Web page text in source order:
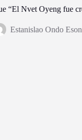
“El Nvet Oyeng fue
Estanislao Ondo